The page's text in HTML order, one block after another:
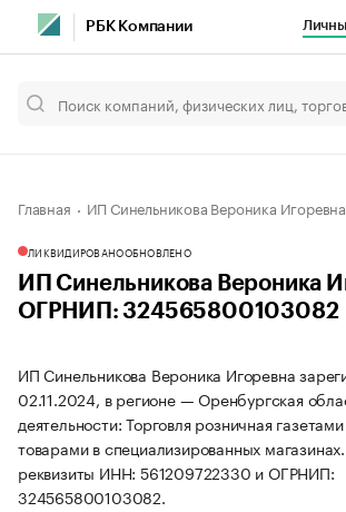
РБК Компании
Главная ИП Синельникова Вероника Игоревна
ЛИКВИДИРОВАНООБНОВЛЕНО
ИП Синельникова Вероника
ОГРНИП: 324565800103082
ИП Синельникова Вероника Игоревна
02.11.2024, в регионе — Оренбургская
деятельности: Торговля розничная
товарами в специализированных
реквизиты ИНН: 561209722330 и ОГРНИП:
324565800103082.